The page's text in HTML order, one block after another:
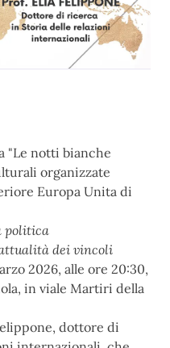
"Le notti bianche
organizzate
Europa Unita di
politica
dei vincoli
2026, alle ore 20:30,
in viale Martiri della
dottore di